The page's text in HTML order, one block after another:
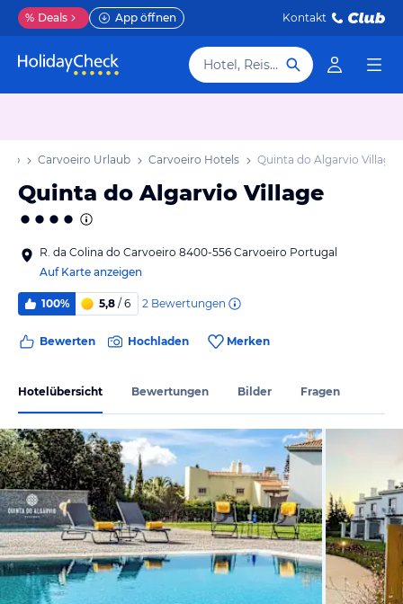
% Deals App öffnen Kontakt
Hotel, Reiseziel
Carvoeiro Urlaub Carvoeiro Hotels Quinta do Algarvio Village
Quinta do Algarvio Village
R. da Colina do Carvoeiro 8400-556 Carvoeiro Portugal
Auf Karte anzeigen
100% 5,8 / 6 2 Bewertungen
Bewerten Hochladen Merken
Hotelübersicht Bewertungen Bilder Fragen
von